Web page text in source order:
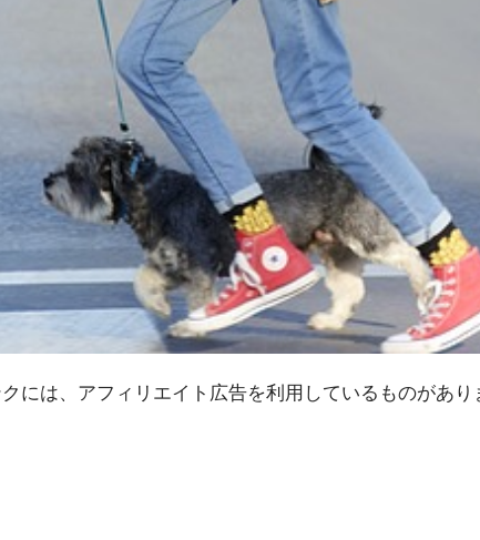
には、アフィリエイト広告を利用しているものがあり